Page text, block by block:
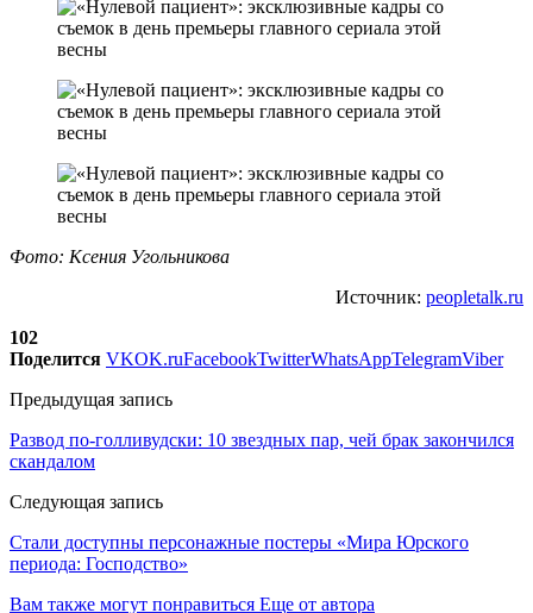
Фото: Ксения Угольникова
Источник: peopletalk.ru
102
Поделится VKOK.ruFacebookTwitterWhatsAppTelegramViber
Предыдущая запись
Развод по-голливудски: 10 звездных пар, чей брак закончился
скандалом
Следующая запись
Стали доступны персонажные постеры «Мира Юрского
периода: Господство»
Вам также могут понравиться Еще от автора